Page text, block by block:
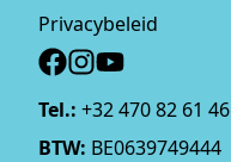
Privacybeleid
Social
Tel.: +32 470 82 61 46
BTW: BE0639749444